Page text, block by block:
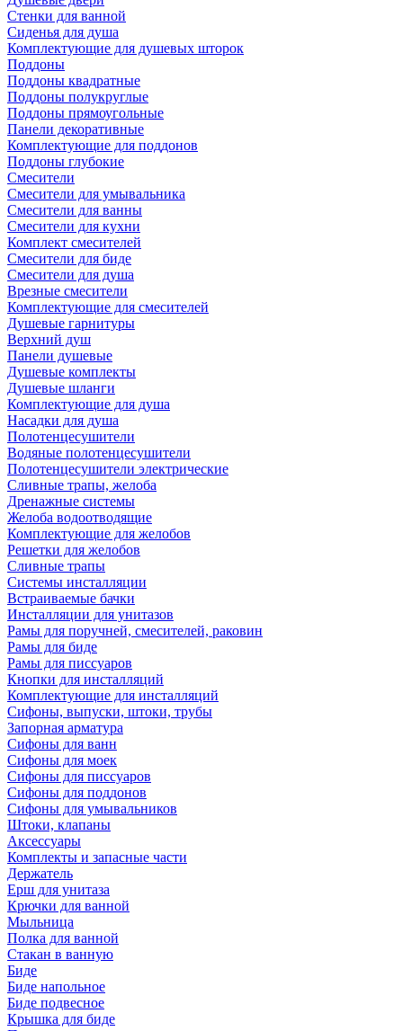
Стенки для ванной
Сиденья для душа
Комплектующие для душевых шторок
Поддоны
Поддоны квадратные
Поддоны полукруглые
Поддоны прямоугольные
Панели декоративные
Комплектующие для поддонов
Поддоны глубокие
Смесители
Смесители для умывальника
Смесители для ванны
Смесители для кухни
Комплект смесителей
Смесители для биде
Смесители для душа
Врезные смесители
Комплектующие для смесителей
Душевые гарнитуры
Верхний душ
Панели душевые
Душевые комплекты
Душевые шланги
Комплектующие для душа
Насадки для душа
Полотенцесушители
Водяные полотенцесушители
Полотенцесушители электрические
Сливные трапы, желоба
Дренажные системы
Желоба водоотводящие
Комплектующие для желобов
Решетки для желобов
Сливные трапы
Системы инсталляции
Встраиваемые бачки
Инсталляции для унитазов
Рамы для поручней, смесителей, раковин
Рамы для биде
Рамы для писсуаров
Кнопки для инсталляций
Комплектующие для инсталляций
Сифоны, выпуски, штоки, трубы
Запорная арматура
Сифоны для ванн
Сифоны для моек
Сифоны для писсуаров
Сифоны для поддонов
Сифоны для умывальников
Штоки, клапаны
Аксессуары
Комплекты и запасные части
Держатель
Ерш для унитаза
Крючки для ванной
Мыльница
Полка для ванной
Стакан в ванную
Биде
Биде напольное
Биде подвесное
Крышка для биде